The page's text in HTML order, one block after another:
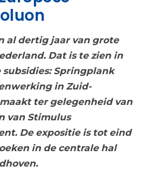
al dertig jaar van grote
Dat is te zien in
subsidies: Springplank
in Zuid-
ter gelegenheid van
van Stimulus
De expositie is tot eind
in de centrale hal